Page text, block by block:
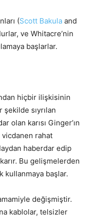
(Scott Bakula and
ve Whitacre’nin
başlarlar.
hiçbir ilişkisinin
şekilde sıyrılan
olan karısı Ginger’ın
rahat
haberdar edip
Bu gelişmelerden
kullanmaya başlar.
değişmiştir.
kablolar, telsizler